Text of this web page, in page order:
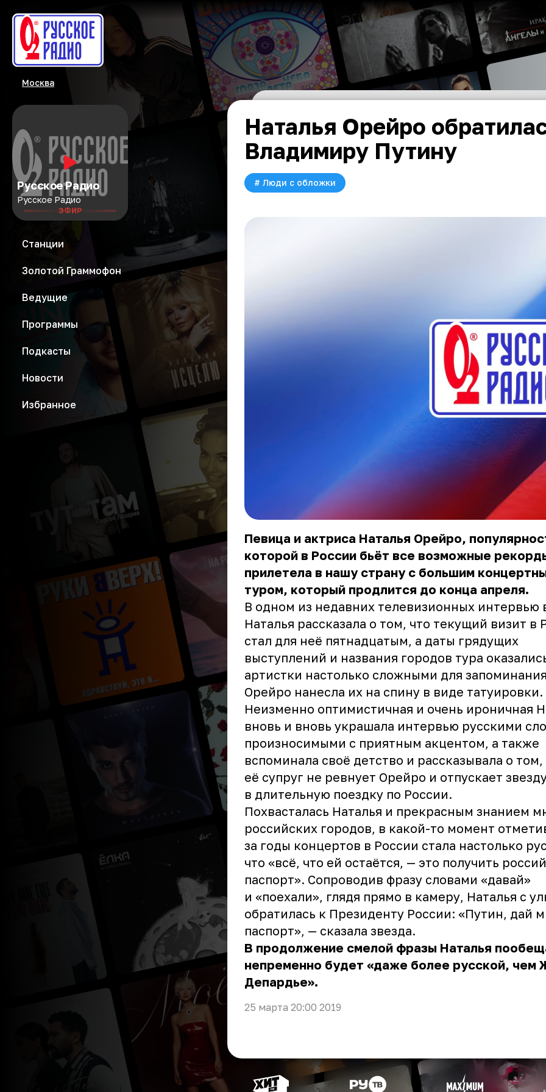
Москва
Русское Радио
Русское Радио
ЭФИР
Станции
Золотой Граммофон
Ведущие
Программы
Подкасты
Новости
Избранное
Наталья Орейро
Владимиру Путину
# Люди с обложки
Певица и актриса Наталья Орейро,
которой в России бьёт все возможные
прилетела в нашу страну с большим
туром, который продлится до конца апреля.
В одном из недавних телевизионных интервью
Наталья рассказала о том, что текущий визит в
стал для неё пятнадцатым, а даты грядущих
выступлений и названия городов тура
артистки настолько сложными для
Орейро нанесла их на спину в виде татуировки.
Неизменно оптимистичная и очень ироничная
вновь и вновь украшала интервью русскими
произносимыми с приятным акцентом, а также
вспоминала своё детство и рассказывала о
её супруг не ревнует Орейро и отпускает
в длительную поездку по России.
Похвасталась Наталья и прекрасным знанием
российских городов, в какой-то момент
за годы концертов в России стала настолько
что «всё, что ей остаётся, — это получить
паспорт». Сопроводив фразу словами «давай»
и «поехали», глядя прямо в камеру, Наталья с
обратилась к Президенту России: «Путин, дай
паспорт», — сказала звезда.
В продолжение смелой фразы Наталья
непременно будет «даже более русской, чем
Депардье».
25 марта 20:00 2019